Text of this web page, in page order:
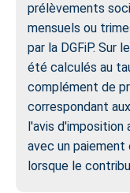
prélèvements
mensuels ou
par la DGFiP. Sur
été calculés au
complément de
correspondant
l'avis d'imposition
avec un
lorsque le